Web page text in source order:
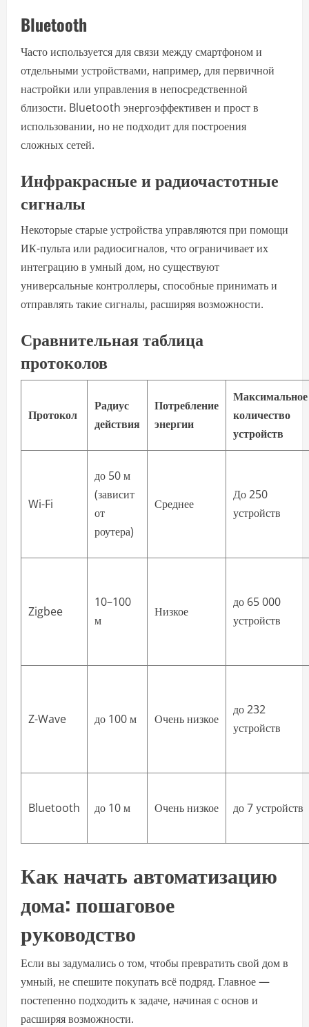
Bluetooth
Часто используется для связи между смартфоном и
отдельными устройствами, например, для первичной
настройки или управления в непосредственной
близости. Bluetooth энергоэффективен и прост в
использовании, но не подходит для построения
сложных сетей.
Инфракрасные и радиочастотные
сигналы
Некоторые старые устройства управляются при помощи
ИК-пульта или радиосигналов, что ограничивает их
интеграцию в умный дом, но существуют
универсальные контроллеры, способные принимать и
отправлять такие сигналы, расширяя возможности.
Сравнительная таблица
протоколов
Протокол
Радиус
действия
Потребление
энергии
Максимальное
количество
устройств
Wi-Fi
до 50 м
(зависит
от
роутера)
Среднее
До 250
устройств
Zigbee
10–100
м
Низкое
до 65 000
устройств
Z-Wave до 100 м Очень низкое
до 232
устройств
Bluetooth до 10 м Очень низкое до 7 устройств
Как начать автоматизацию
дома: пошаговое
руководство
Если вы задумались о том, чтобы превратить свой дом в
умный, не спешите покупать всё подряд. Главное —
постепенно подходить к задаче, начиная с основ и
расширяя возможности.